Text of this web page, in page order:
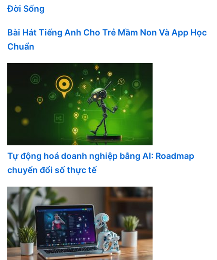
Đời Sống
Bài Hát Tiếng Anh Cho Trẻ Mầm Non Và App Học
Chuẩn
Tự động hoá doanh nghiệp bằng AI: Roadmap
chuyển đổi số thực tế